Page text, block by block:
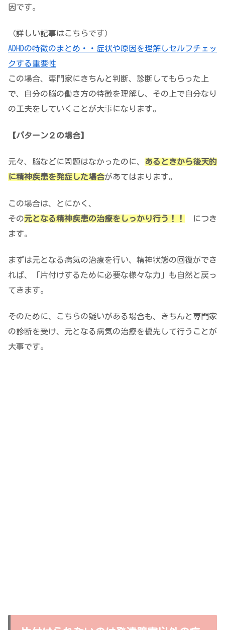
因です。
（詳しい記事はこちらです）
ADHDの特徴のまとめ・・症状や原因を理解しセルフチェッ
クする重要性
この場合、専門家にきちんと判断、診断してもらった上
で、
自分の脳の働き方の特徴を理解し、その上で自分なり
の工夫をしていく ことが大事になります。
【パターン２ の場合】
元々、脳などに問題はなかったのに、
あるときから後天的
に精神疾患を発症した場合があてはまります。
この場合は、とにかく、
その元となる精神疾患の治療をしっかり行う！！
につき
ます。
まずは元となる病気の治療を行い、精神状態の回復ができ
れば、
「片付けするために必要な様々な力」も自然と戻っ
てきます。
そのために、こちらの疑いがある場合も、
きちんと専門家
の診断を受け、元となる病気の治療を優先して行う ことが
大事です。